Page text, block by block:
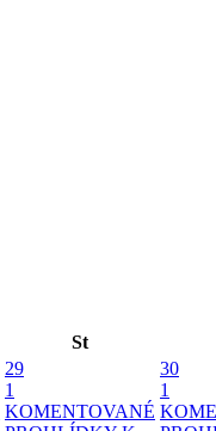
St
29
1
KOMENTOVANÉ
30
1